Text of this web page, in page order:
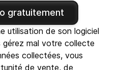
gratuitement
utilisation de son logiciel
mal votre collecte
collectées, vous
de vente, de